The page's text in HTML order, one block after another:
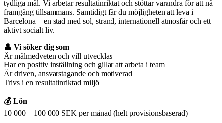
tydliga mål. Vi arbetar resultatinriktat och stöttar varandra för att nå
framgång tillsammans. Samtidigt får du möjligheten att leva i
Barcelona – en stad med sol, strand, internationell atmosfär och ett
aktivt socialt liv.
👤 Vi söker dig som
Är målmedveten och vill utvecklas
Har en positiv inställning och gillar att arbeta i team
Är driven, ansvarstagande och motiverad
Trivs i en resultatinriktad miljö
💰 Lön
10 000 – 100 000 SEK per månad (helt provisionsbaserad)